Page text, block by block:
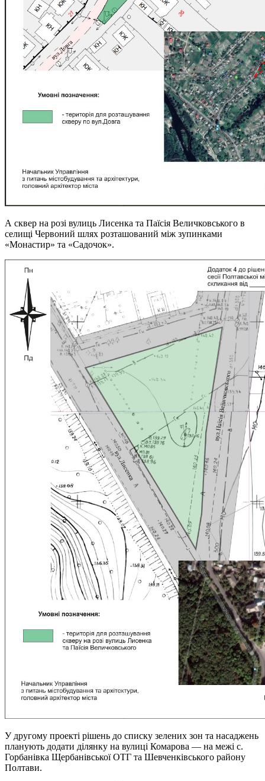
А сквер на розі вулиць Лисенка та Паїсія Величковського в
селищі Червоний шлях розташований між зупинками
«Монастир» та «Садочок».
У другому проекті рішень до списку зелених зон та насаджень
планують додати ділянку на вулиці Комарова — на межі с.
Горбанівка Щербанівської ОТГ та Шевченківського району
Полтави.